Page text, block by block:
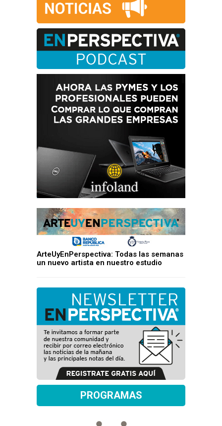
ArteUyEnPerspectiva: Todas las semanas
un nuevo artista en nuestro estudio
PROGRAMAS